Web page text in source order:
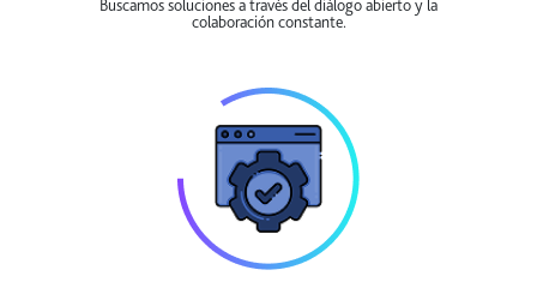
Buscamos soluciones a través del diálogo abierto y la
colaboración constante.